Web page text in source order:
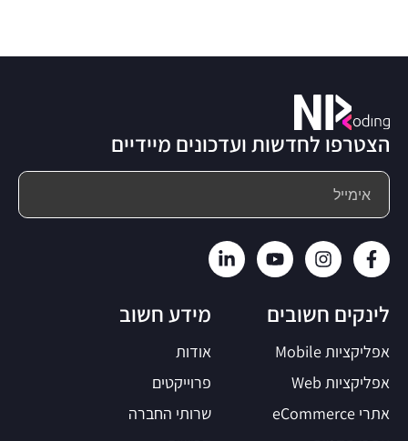
הצטרפו לחדשות ועדכונים מיידיים
מידע חשוב
אודות
פרוייקטים
שרותי החברה
לינקים חשובים
אפליקציות Mobile
אפליקציות Web
אתרי eCommerce